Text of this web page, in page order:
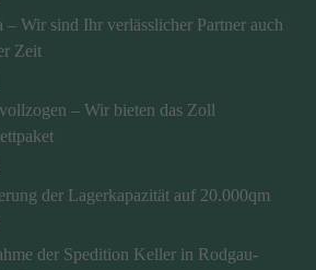
– Wir sind Ihr verlässlicher Partner auch
Zeit
– Wir bieten das Zoll
der Lagerkapazität auf 20.000qm
der Spedition Keller in Rodgau-